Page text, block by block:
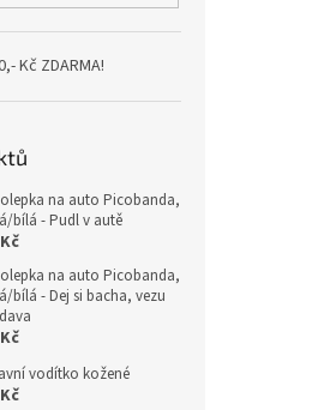
Kč ZDARMA!
na auto Picobanda,
bílá - Pudl v autě
na auto Picobanda,
bílá - Dej si bacha, vezu
vodítko kožené